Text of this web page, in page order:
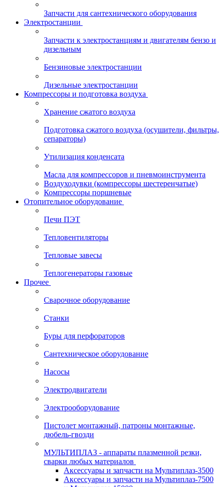
Запчасти для сантехнического оборудования
Электростанции
Запчасти к электростанциям и двигателям бензо и
дизельным
Бензиновые электростанции
Дизельные электростанции
Компрессоры и подготовка воздуха
Хранение сжатого воздуха
Подготовка сжатого воздуха (осушители, фильтры,
сепараторы)
Утилизация конденсата
Масла для компрессоров и пневмоинструмента
Воздуходувки (компрессоры шестеренчатые)
Компрессоры поршневые
Отопительное оборудование
Печи ПЭТ
Тепловентиляторы
Тепловые завесы
Теплогенераторы газовые
Прочее
Сварочное оборудование
Станки
Буры для перфораторов
Сантехническое оборудование
Насосы
Электродвигатели
Электрооборудование
Пистолет монтажный, патроны монтажные,
дюбель-гвозди
МУЛЬТИПЛАЗ - аппараты плазменной резки,
сварки любых материалов
Аксессуары и запчасти на Мультиплаз-3500
Аксессуары и запчасти на Мультиплаз-7500